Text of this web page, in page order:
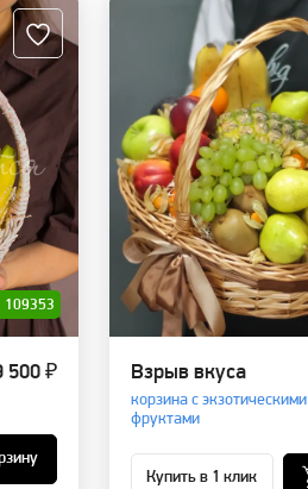
109353
500 ₽ Взрыв вкуса
корзина с экзотическими
фруктами
Купить в 1 клик